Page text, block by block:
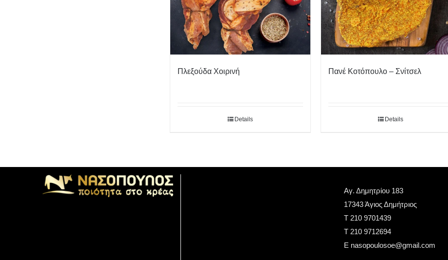
Πλεξούδα Χοιρινή
Details
Πανέ Κοτόπουλο – Σνίτσελ
Details
Αγ. Δημητρίου 183
17343 Άγιος Δημήτριος
Τ 210 9701439
T 210 9712694
E nasopoulosoe@gmail.com